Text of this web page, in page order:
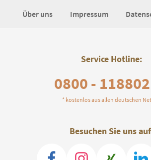
Über uns Impressum
Service Hotline:
0800 -
* kostenlos aus allen deutschen
Besuchen Sie uns